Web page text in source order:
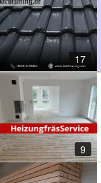
17
9